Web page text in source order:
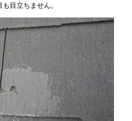
目立ちません。